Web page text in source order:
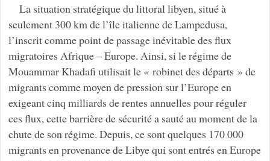
La situation stratégique du littoral libyen, situé à
seulement 300 km de l’île italienne de Lampedusa,
l’inscrit comme point de passage inévitable des flux
migratoires Afrique – Europe. Ainsi, si le régime de
Mouammar Khadafi utilisait le « robinet des départs » de
migrants comme moyen de pression sur l’Europe en
exigeant cinq milliards de rentes annuelles pour réguler
ces flux, cette barrière de sécurité a sauté au moment de la
chute de son régime. Depuis, ce sont quelques 170 000
migrants en provenance de Libye qui sont entrés en Europe